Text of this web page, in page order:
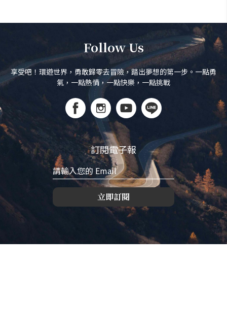
Follow Us
享受吧！環遊世界，勇敢歸零去冒險，踏出夢想的第一步。一點勇
氣，一點熱情，一點快樂，一點挑戰
訂閱電子報
立即訂閱